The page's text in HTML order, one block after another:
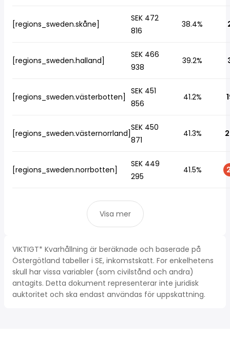
[regions_sweden.skåne]
SEK 472
816
38.4%
[regions_sweden.halland]
SEK 466
938
39.2%
[regions_sweden.västerbotten]
SEK 451
856
41.2%
[regions_sweden.västernorrland]
SEK 450
871
41.3%
[regions_sweden.norrbotten]
SEK 449
295
41.5%
Visa mer
VIKTIGT* Kvarhållning är beräknade och baserade på
Östergötland tabeller i SE, inkomstskatt. For enkelhetens
skull har vissa variabler (som civilstånd och andra)
antagits. Detta dokument representerar inte juridisk
auktoritet och ska endast användas för uppskattning.